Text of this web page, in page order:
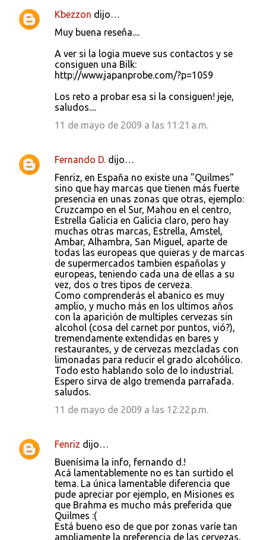
i
o
Kbezzon dijo…
Muy buena reseña....
A ver si la logia mueve sus contactos y se
consiguen una Bilk:
http://www.japanprobe.com/?p=1059
Los reto a probar esa si la consiguen! jeje,
saludos....
11 de mayo de 2009 a las 11:21 a.m.
Fernando D. dijo…
Fenriz, en España no existe una "Quilmes"
sino que hay marcas que tienen más fuerte
presencia en unas zonas que otras, ejemplo:
Cruzcampo en el Sur, Mahou en el centro,
Estrella Galicia en Galicia claro, pero hay
muchas otras marcas, Estrella, Amstel,
Ambar, Alhambra, San Miguel, aparte de
todas las europeas que quieras y de marcas
de supermercados tambien españolas y
europeas, teniendo cada una de ellas a su
vez, dos o tres tipos de cerveza.
Como comprenderás el abanico es muy
amplio, y mucho más en los ultimos años
con la aparición de multiples cervezas sin
alcohol (cosa del carnet por puntos, vió?),
tremendamente extendidas en bares y
restaurantes, y de cervezas mezcladas con
limonadas para reducir el grado alcohólico.
Todo esto hablando solo de lo industrial.
Espero sirva de algo tremenda parrafada.
saludos.
11 de mayo de 2009 a las 12:22 p.m.
Fenriz dijo…
Buenísima la info, fernando d.!
Acá lamentablemente no es tan surtido el
tema. La única lamentable diferencia que
pude apreciar por ejemplo, en Misiones es
que Brahma es mucho más preferida que
Quilmes :(
Está bueno eso de que por zonas varíe tan
ampliamente la preferencia de las cervezas,